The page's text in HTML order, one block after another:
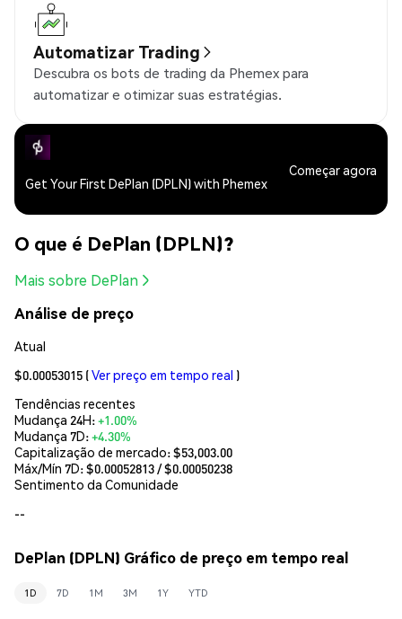
Automatizar Trading
Descubra os bots de trading da Phemex para
automatizar e otimizar suas estratégias.
Get Your First DePlan (DPLN) with Phemex
Começar agora
O que é DePlan (DPLN)?
Mais sobre DePlan
Análise de preço
Atual
$0.00053015 (Ver preço em tempo real )
Tendências recentes
Mudança 24H:+1.00%
Mudança 7D:+4.30%
Capitalização de mercado:$53,003.00
Máx/Mín 7D: $0.00052813/ $0.00050238
Sentimento da Comunidade
--
DePlan (DPLN) Gráfico de preço em tempo real
1D 7D 1M 3M 1Y YTD